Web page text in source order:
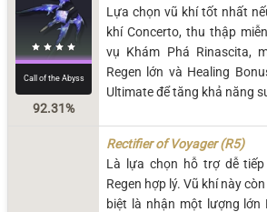
Call of the Abyss
92.31%
Lựa chọn vũ khí tốt nhất
khí Concerto, thu thập
vụ Khám Phá Rinascita,
Regen lớn và Healing
Ultimate để tăng khả năng
Rectifier of Voyager (R5)
Là lựa chọn hỗ trợ dễ
Regen hợp lý. Vũ khí này
biệt là nhận một lượng lớn